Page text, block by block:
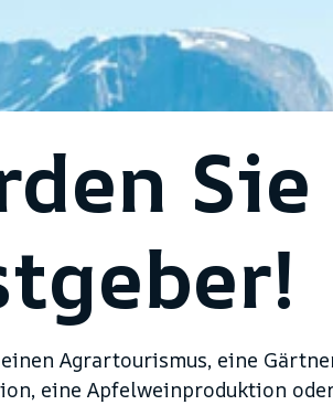
Agrartourismus, eine
eine Apfelweinproduktion